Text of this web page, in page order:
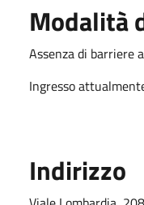
Modalità
Assenza di barriere
Ingresso
Indirizzo